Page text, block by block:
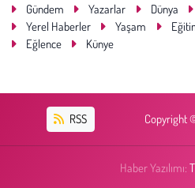
Gündem Yazarlar Dünya
Yerel Haberler
Yaşam
Eğlence
Künye
RSS Copyright
Haber Yazılımı: